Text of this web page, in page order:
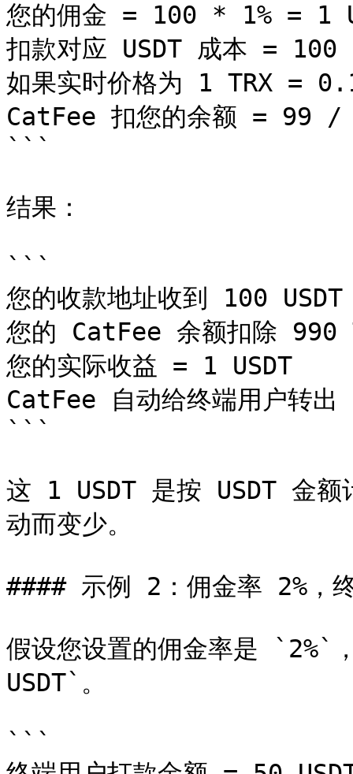
您的佣金 = 100 * 1% = 1
扣款对应 USDT 成本 =
如果实时价格为 1 TRX =
CatFee 扣您的余额 = 99
```
结果：
```
您的收款地址收到 100 USDT
您的 CatFee 余额扣除 990
您的实际收益 = 1 USDT
CatFee 自动给终端用户转出
```
这 1 USDT 是按 USDT 金额
动而变少。
#### 示例 2：佣金率 2%，
假设您设置的佣金率是 `2%`
USDT`。
```